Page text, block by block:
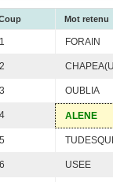
Mot retenu
1 FORAIN
2
3 OUBLIA
4 ALENE
5
6 USEE